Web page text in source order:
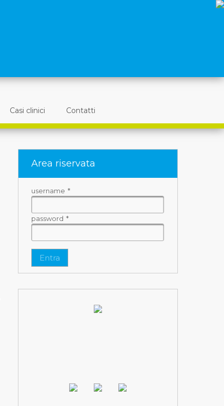
Casi clinici Contatti
Area riservata
username *
password *
Entra